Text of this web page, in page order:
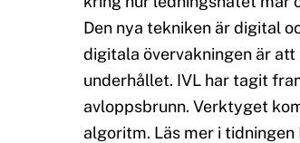
Den nya tekniken är digital
digitala övervakningen är
underhållet. IVL har tagit
avloppsbrunn. Verktyget
algoritm. Läs mer i tidningen